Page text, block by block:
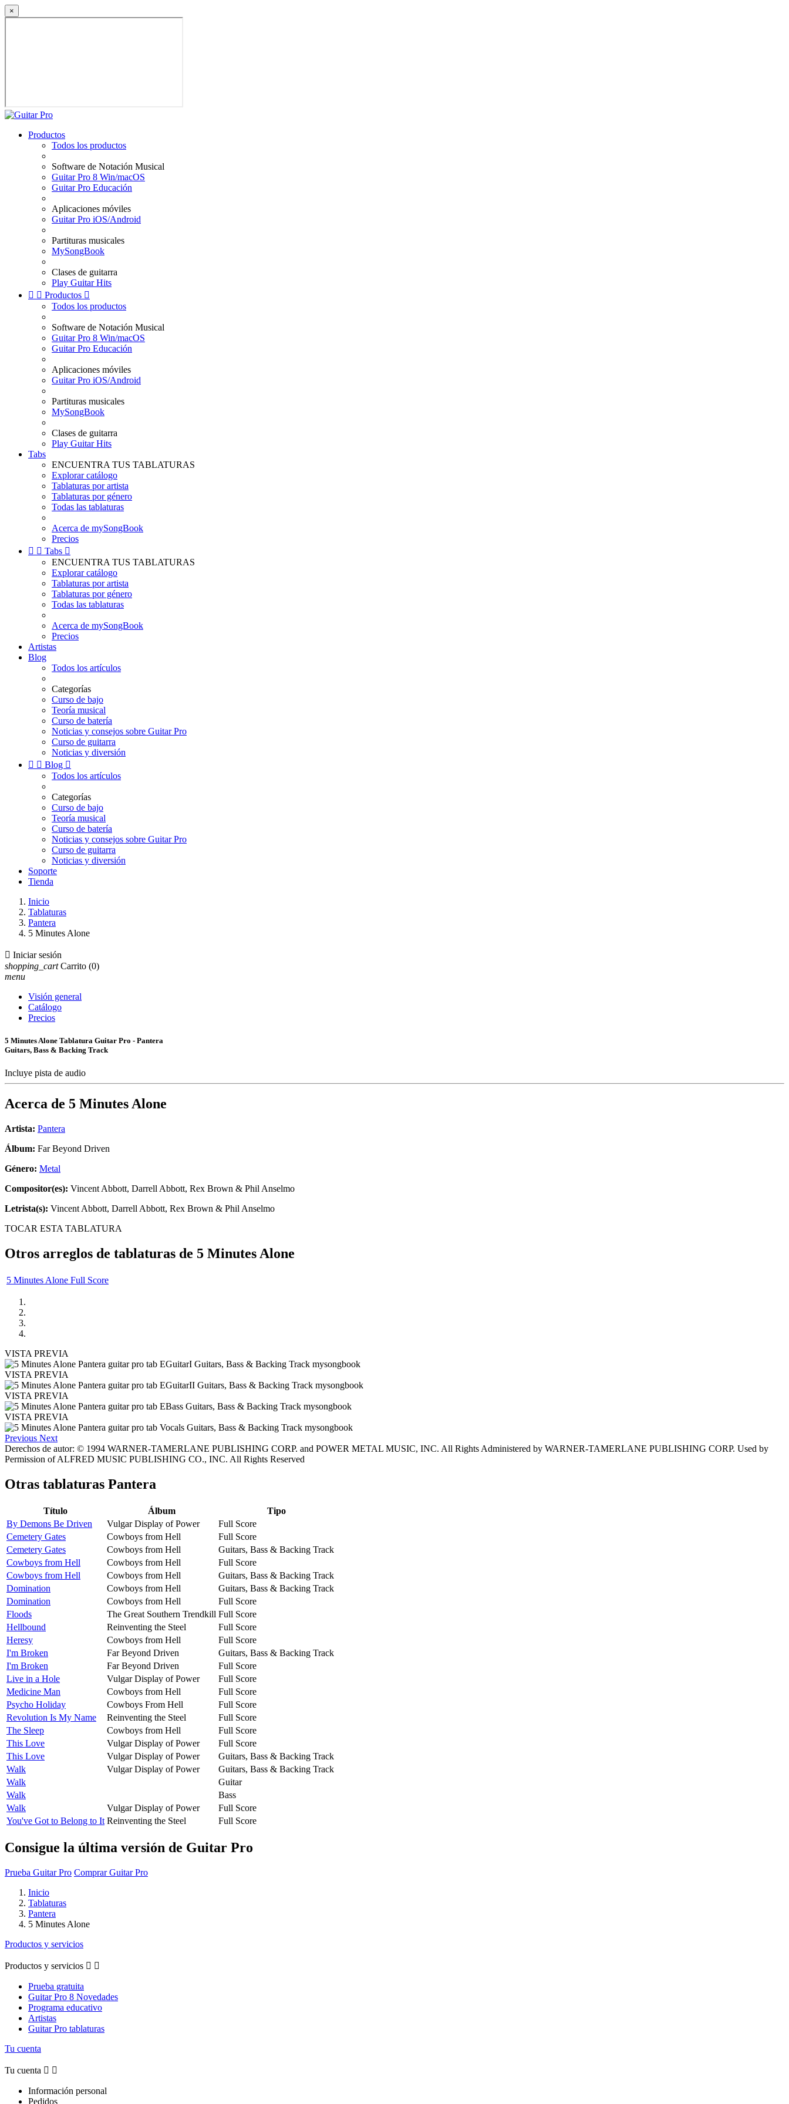
×
Productos
Todos los productos
Software de Notación Musical
Guitar Pro 8 Win/macOS
Guitar Pro Educación
Aplicaciones móviles
Guitar Pro iOS/Android
Partituras musicales
MySongBook
Clases de guitarra
Play Guitar Hits
  Productos 
Todos los productos
Software de Notación Musical
Guitar Pro 8 Win/macOS
Guitar Pro Educación
Aplicaciones móviles
Guitar Pro iOS/Android
Partituras musicales
MySongBook
Clases de guitarra
Play Guitar Hits
Tabs
ENCUENTRA TUS TABLATURAS
Explorar catálogo
Tablaturas por artista
Tablaturas por género
Todas las tablaturas
Acerca de mySongBook
Precios
  Tabs 
ENCUENTRA TUS TABLATURAS
Explorar catálogo
Tablaturas por artista
Tablaturas por género
Todas las tablaturas
Acerca de mySongBook
Precios
Artistas
Blog
Todos los artículos
Categorías
Curso de bajo
Teoría musical
Curso de batería
Noticias y consejos sobre Guitar Pro
Curso de guitarra
Noticias y diversión
  Blog 
Todos los artículos
Categorías
Curso de bajo
Teoría musical
Curso de batería
Noticias y consejos sobre Guitar Pro
Curso de guitarra
Noticias y diversión
Soporte
Tienda
Inicio
Tablaturas
Pantera
5 Minutes Alone
 Iniciar sesión
shopping_cart Carrito (0)
menu
Visión general
Catálogo
Precios
5 Minutes Alone Tablatura Guitar Pro - Pantera
Guitars, Bass & Backing Track
Incluye pista de audio
Acerca de 5 Minutes Alone
Artista: Pantera
Álbum: Far Beyond Driven
Género: Metal
Compositor(es): Vincent Abbott, Darrell Abbott, Rex Brown & Phil Anselmo
Letrista(s): Vincent Abbott, Darrell Abbott, Rex Brown & Phil Anselmo
TOCAR ESTA TABLATURA
Otros arreglos de tablaturas de 5 Minutes Alone
5 Minutes Alone Full Score
VISTA PREVIA
VISTA PREVIA
VISTA PREVIA
VISTA PREVIA
Previous Next
Derechos de autor: © 1994 WARNER-TAMERLANE PUBLISHING CORP. and POWER METAL MUSIC, INC. All Rights Administered by WARNER-TAMERLANE PUBLISHING CORP. Used by
Permission of ALFRED MUSIC PUBLISHING CO., INC. All Rights Reserved
Otras tablaturas Pantera
Título Álbum
Tipo
By Demons Be Driven
Vulgar Display of Power
Full Score
Cemetery Gates
Cowboys from Hell
Full Score
Cemetery Gates
Cowboys from Hell
Guitars, Bass & Backing Track
Cowboys from Hell
Cowboys from Hell
Full Score
Cowboys from Hell
Cowboys from Hell
Guitars, Bass & Backing Track
Domination
Cowboys from Hell
Guitars, Bass & Backing Track
Domination
Cowboys from Hell
Full Score
Floods
The Great Southern Trendkill Full Score
Hellbound
Reinventing the Steel
Full Score
Heresy
Cowboys from Hell
Full Score
I'm Broken
Far Beyond Driven
Guitars, Bass & Backing Track
I'm Broken
Far Beyond Driven
Full Score
Live in a Hole
Vulgar Display of Power
Full Score
Medicine Man
Cowboys from Hell
Full Score
Psycho Holiday
Cowboys From Hell
Full Score
Revolution Is My Name
Reinventing the Steel
Full Score
The Sleep
Cowboys from Hell
Full Score
This Love
Vulgar Display of Power
Full Score
This Love
Vulgar Display of Power
Guitars, Bass & Backing Track
Walk
Vulgar Display of Power
Guitars, Bass & Backing Track
Walk
Guitar
Walk
Bass
Walk
Vulgar Display of Power
Full Score
You've Got to Belong to It Reinventing the Steel Full Score
Consigue la última versión de Guitar Pro
Prueba Guitar Pro Comprar Guitar Pro
Inicio
Tablaturas
Pantera
5 Minutes Alone
Productos y servicios
Productos y servicios  
Prueba gratuita
Guitar Pro 8 Novedades
Programa educativo
Artistas
Guitar Pro tablaturas
Tu cuenta
Tu cuenta  
Información personal
Pedidos